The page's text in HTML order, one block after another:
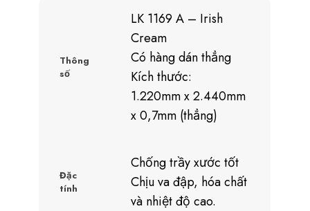
Thông
số
LK 1169 A – Irish
Cream
Có hàng dán thẳng
Kích thước:
1.220mm x 2.440mm
x 0,7mm (thẳng)
Đặc
tính
Chống trầy xước tốt
Chịu va đập, hóa chất
và nhiệt độ cao.